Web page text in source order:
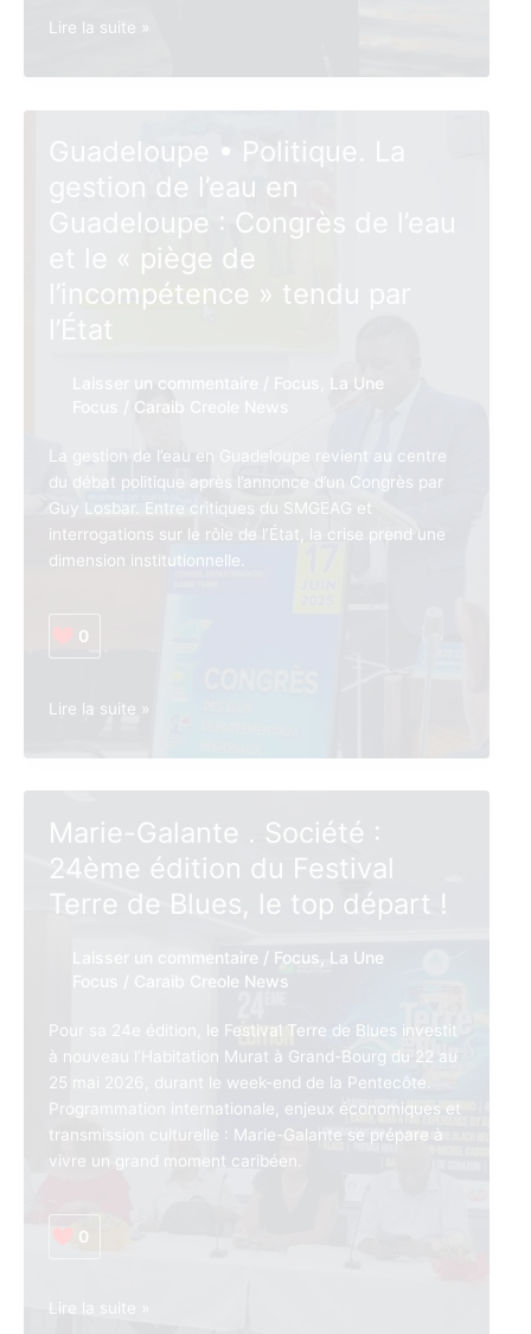
Guadeloupe •
Évolution
Lire la suite »
Guadeloupe • Politique. La
gestion de l’eau en
Guadeloupe : Congrès de l’eau
et le « piège de
l’incompétence » tendu par
l’État
Laisser un commentaire / Focus
La Une
Caraib Creole News
La gestion de l’eau en Guadeloupe revient au centre
du débat politique après l’annonce d’un Congrès par
Guy Losbar. Entre critiques du SMGEAG et
interrogations sur le rôle de l’État, la crise prend une
dimension institutionnelle.
0
Guadeloupe •
La
l’eau
en
Guadeloupe
et
le
«
piège
l’incompétence
par
Lire la suite »
Marie-Galante . Société :
24ème édition du Festival
Terre de Blues, le top départ !
Laisser un commentaire / Focus La Une
Caraib Creole News
Pour sa 24e édition, le Festival Terre de Blues investit
à nouveau l’Habitation Murat à Grand-Bourg du 22 au
25 mai 2026, durant le week-end de la Pentecôte.
Programmation internationale, enjeux économiques et
transmission culturelle : Marie-Galante se prépare à
vivre un grand moment caribéen.
0
Marie-
Lire la suite »